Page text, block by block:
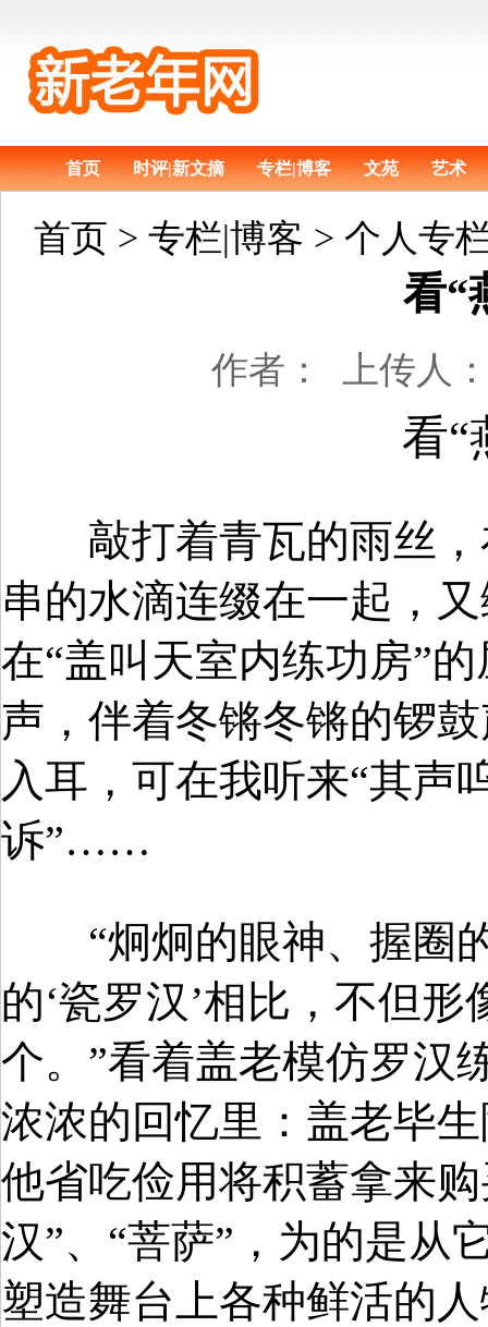
首页 时评|新文摘 专栏|博客 文苑 艺术
首页 > 专栏|博客 > 个人
看“
作者： 上传人
看“
敲打着青瓦的雨丝，
串的水滴连缀在一起，
在“盖叫天室内练功房”
声，伴着冬锵冬锵的锣
入耳，可在我听来“其声
诉”……
“炯炯的眼神、握圈的
的‘瓷罗汉’相比，不但
个。”看着盖老模仿罗汉
浓浓的回忆里：盖老毕
他省吃俭用将积蓄拿来
汉”、“菩萨”，为的是从
塑造舞台上各种鲜活的